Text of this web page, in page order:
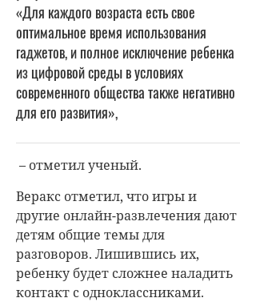
«Для каждого возраста есть свое
оптимальное время использования
гаджетов, и полное исключение ребенка
из цифровой среды в условиях
современного общества также негативно
для его развития»,
– отметил ученый.
Веракс отметил, что игры и
другие онлайн-развлечения дают
детям общие темы для
разговоров. Лишившись их,
ребенку будет сложнее наладить
контакт с одноклассниками.